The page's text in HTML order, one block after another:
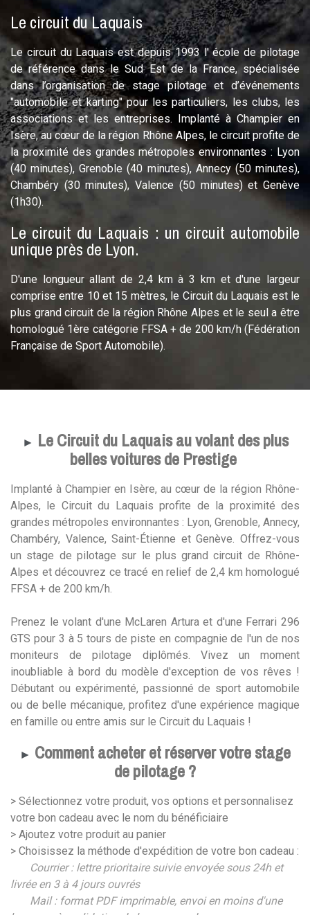
Le circuit du Laquais
Le circuit du Laquais est depuis 1993 l' école de pilotage
de référence dans le Sud Est de la France, spécialisée
dans l’organisation de stage pilotage et d’événements
"automobile et karting" pour les particuliers, les clubs, les
associations et les entreprises. Implanté à Champier en
Isère, au cœur de la région Rhône Alpes, le circuit profite de
la proximité des grandes métropoles environnantes : Lyon
(40 minutes), Grenoble (40 minutes), Annecy (50 minutes),
Chambéry (30 minutes), Valence (50 minutes) et Genève
(1h30).
Le circuit du Laquais : un circuit automobile
unique près de Lyon.
D'une longueur allant de 2,4 km à 3 km et d'une largeur
comprise entre 10 et 15 mètres, le Circuit du Laquais est le
plus grand circuit de la région Rhône Alpes et le seul a être
homologué 1ère catégorie FFSA + de 200 km/h (Fédération
Française de Sport Automobile).
► Le Circuit du Laquais au volant des plus
belles voitures de Prestige
Implanté à Champier en Isère, au cœur de la région Rhône-
Alpes, le Circuit du Laquais profite de la proximité des
grandes métropoles environnantes : Lyon, Grenoble, Annecy,
Chambéry, Valence, Saint-Étienne et Genève. Offrez-vous
un stage de pilotage sur le plus grand circuit de Rhône-
Alpes et découvrez ce tracé en relief de 2,4 km homologué
FFSA + de 200 km/h.
Prenez le volant d'une McLaren Artura et d'une Ferrari 296
GTS pour 3 à 5 tours de piste en compagnie de l'un de nos
moniteurs de pilotage diplômés. Vivez un moment
inoubliable à bord du modèle d'exception de vos rêves !
Débutant ou expérimenté, passionné de sport automobile
ou de belle mécanique, profitez d'une expérience magique
en famille ou entre amis sur le Circuit du Laquais !
► Comment acheter et réserver votre stage
de pilotage ?
> Sélectionnez votre produit, vos options et personnalisez
votre bon cadeau avec le nom du bénéficiaire
> Ajoutez votre produit au panier
> Choisissez la méthode d'expédition de votre bon cadeau :
Courrier : lettre prioritaire suivie envoyée sous 24h et
livrée en 3 à 4 jours ouvrés
Mail : format PDF imprimable, envoi en moins d'une